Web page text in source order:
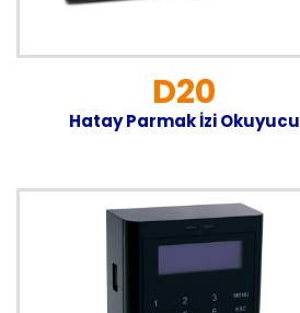
D20
Hatay Parmak İzi Okuyucu